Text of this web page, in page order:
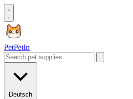
PetPetIn
Deutsch